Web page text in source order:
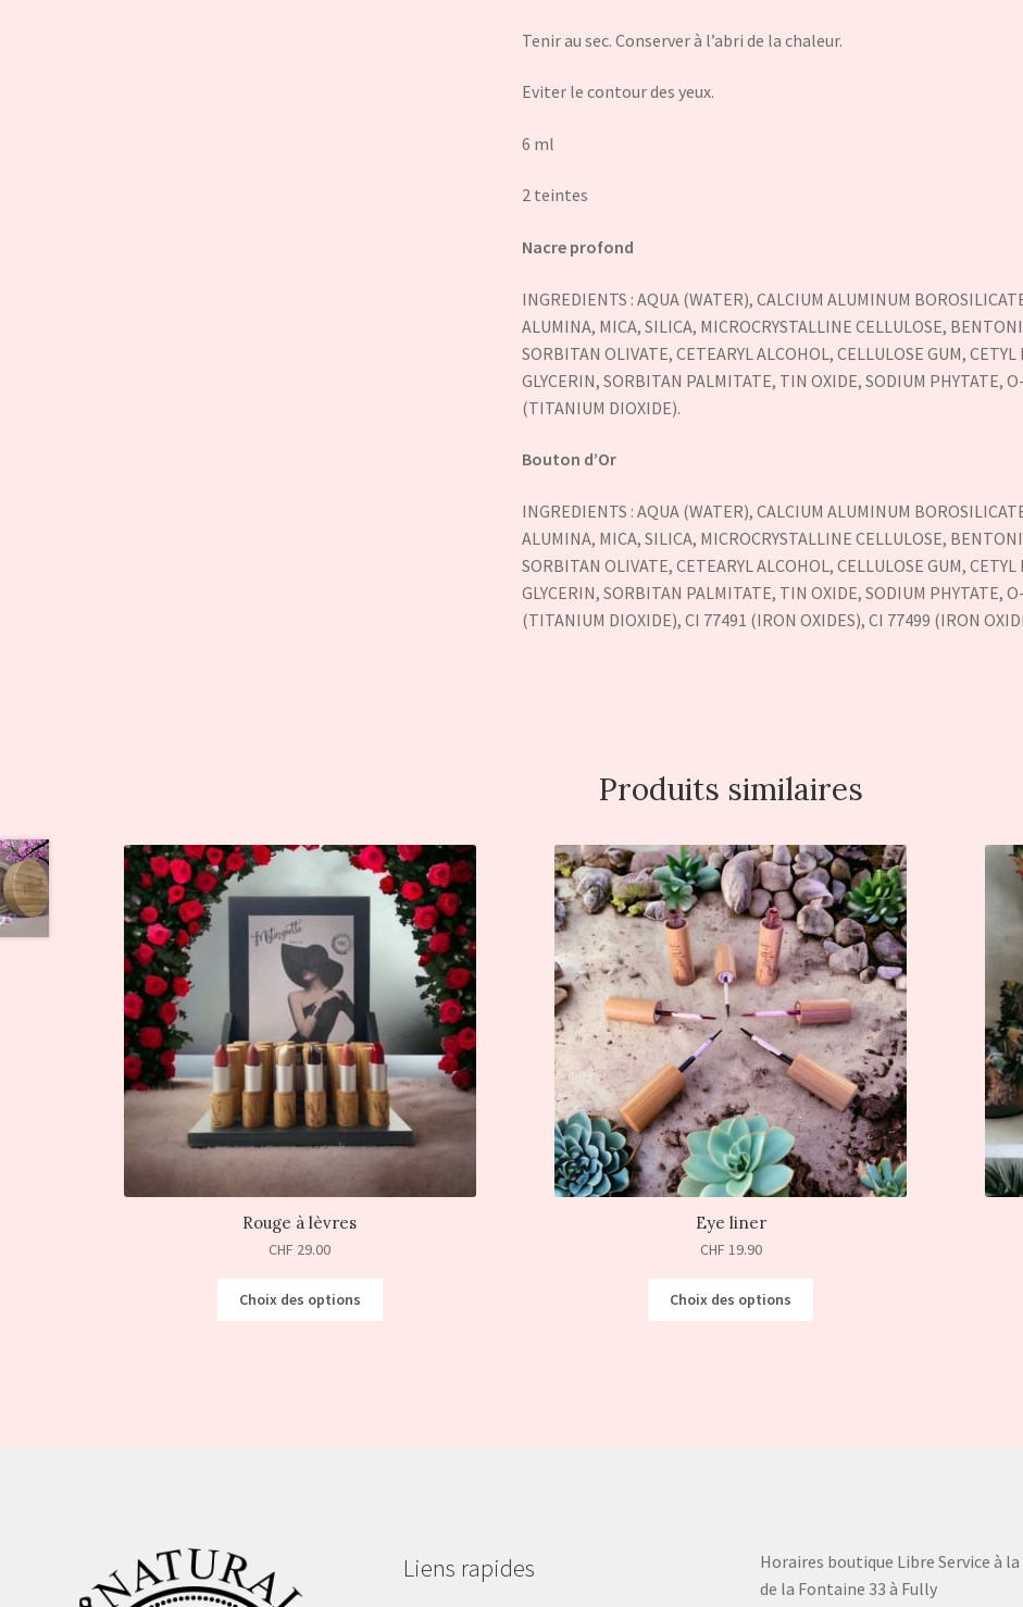
Tenir au sec. Conserver à l’abri de la chaleur.
Eviter le contour des yeux.
6 ml
2 teintes
Nacre profond
INGREDIENTS : AQUA (WATER), CALCIUM ALUMINUM
ALUMINA, MICA, SILICA, MICROCRYSTALLINE CELLULOSE,
SORBITAN OLIVATE, CETEARYL ALCOHOL, CELLULOSE GUM,
GLYCERIN, SORBITAN PALMITATE, TIN OXIDE, SODIUM PHYTATE,
(TITANIUM DIOXIDE).
Bouton d’Or
INGREDIENTS : AQUA (WATER), CALCIUM ALUMINUM
ALUMINA, MICA, SILICA, MICROCRYSTALLINE CELLULOSE,
SORBITAN OLIVATE, CETEARYL ALCOHOL, CELLULOSE GUM,
GLYCERIN, SORBITAN PALMITATE, TIN OXIDE, SODIUM PHYTATE,
(TITANIUM DIOXIDE), CI 77491 (IRON OXIDES), CI 77499 (IRON
Produits similaires
Rouge à lèvres
CHF 29.00
Choix des options
Eye liner
CHF 19.90
Choix des options
Liens rapides
Horaires boutique Libre Service à
de la Fontaine 33 à Fully